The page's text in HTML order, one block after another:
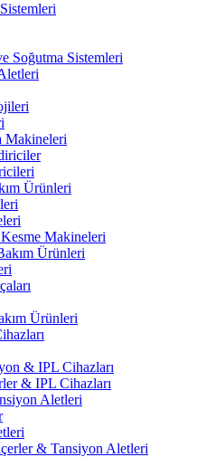
Soğutma Sistemleri
Makineleri
Ürünleri
Makineleri
Ürünleri
Ürünleri
& IPL Cihazları
& IPL Cihazları
Aletleri
& Tansiyon Aletleri